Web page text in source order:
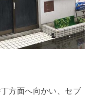
方面へ向かい、セブ